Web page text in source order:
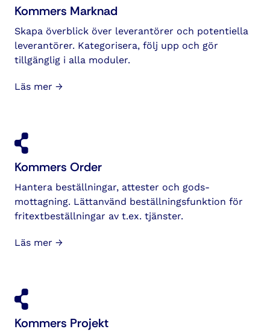
Kommers Marknad
Skapa överblick över leverantörer och potentiella
leverantörer. Kategorisera, följ upp och gör
tillgänglig i alla moduler.
Läs mer →
Kommers Order
Hantera beställningar, attester och gods­
mottagning. Lätt­använd beställnings­funktion för
fritext­beställningar av t.ex. tjänster.
Läs mer →
Kommers Projekt